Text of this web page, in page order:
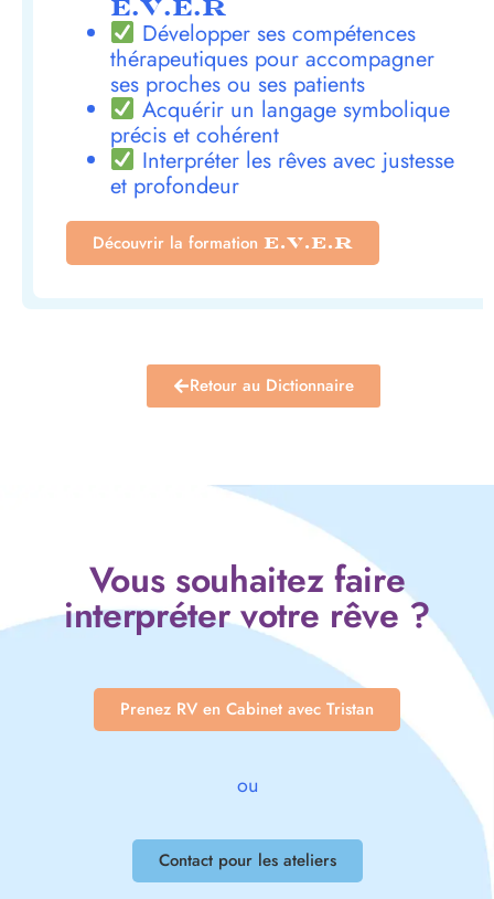
E.V.E.R
Développer ses compétences
thérapeutiques pour accompagner
ses proches ou ses patients
Acquérir un langage symbolique
précis et cohérent
Interpréter les rêves avec justesse
et profondeur
Découvrir la formation E.V.E.R
Retour au Dictionnaire
Vous souhaitez faire
interpréter votre rêve ?
Prenez RV en Cabinet avec Tristan
ou
Contact pour les ateliers